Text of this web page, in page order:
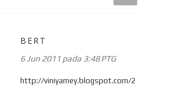
BERT
6 Jun 2011 pada 3:48 PTG
http://viniyamey.blogspot.com/2